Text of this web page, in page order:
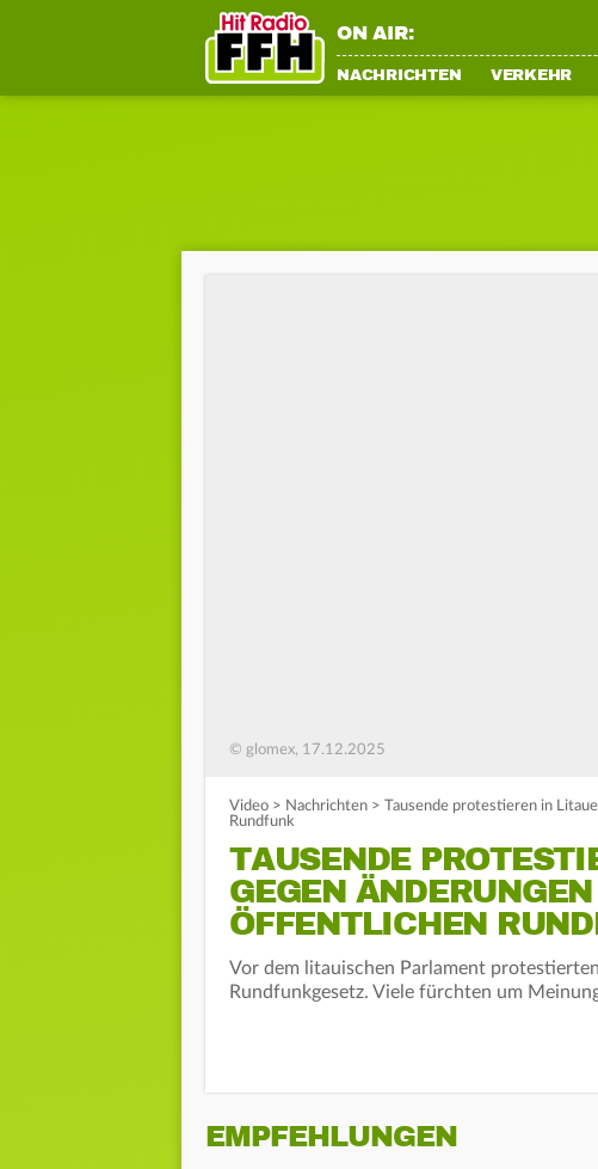
ON AIR:
NACHRICHTEN VERKEHR
© glomex, 17.12.2025
Video > Nachrichten >
Tausende protestieren in
Rundfunk
TAUSENDE
GEGEN
ÖFFENTLICHEN
Vor dem litauischen Parlament
Rundfunkgesetz. Viele fürchten um
EMPFEHLUNGEN